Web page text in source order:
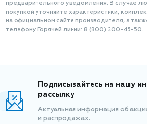
предварительного уведомления. В случае
покупкой уточняйте характеристики,
на официальном сайте производителя, а
телефону Горячей линии: 8 (800) 200-45-50.
Подписывайтесь на нашу
рассылку
Актуальная информация об
и распродажах.